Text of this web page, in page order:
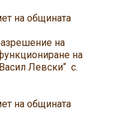
на общината
на
на
Левски“ с.
на общината